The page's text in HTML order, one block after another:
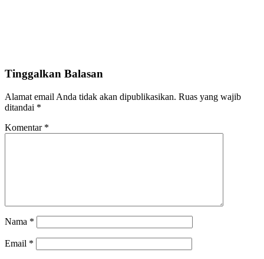
Tinggalkan Balasan
Alamat email Anda tidak akan dipublikasikan. Ruas yang wajib
ditandai *
Komentar *
Nama *
Email *